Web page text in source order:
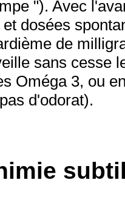
"). Avec
dosées
de
sans cesse
Oméga 3, ou
d'odorat).